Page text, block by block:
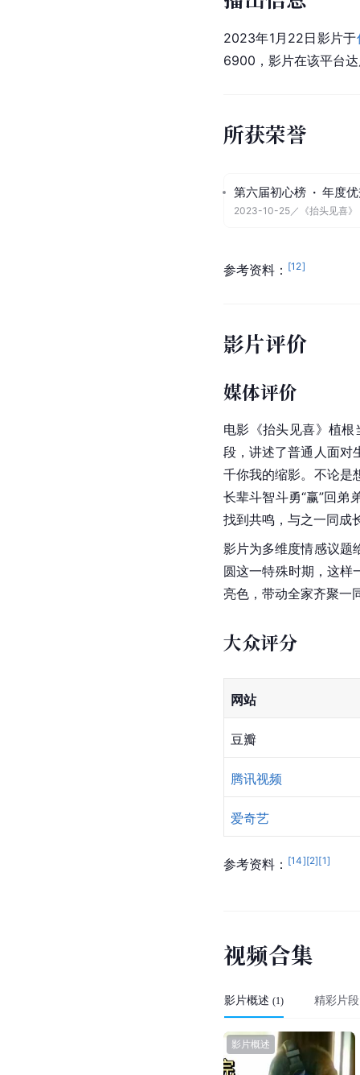
2023年1月22日影片于
6900，影片在该平台
所获荣誉
第六届初心榜 · 年度
2023-10-25／ 《抬头见喜》
参考资料： [12]
影片评价
媒体评价
电影《抬头见喜》植
段，讲述了普通人面对
千你我的缩影。不论是
长辈斗智斗勇“赢”回弟
找到共鸣，与之一同成
影片为多维度情感议题
圆这一特殊时期，这样
亮色，带动全家齐聚一
大众评分
网站
豆瓣
腾讯视频
爱奇艺
参考资料： [14][2][1]
视频合集
影片概述 (1) 精彩片段
影片概述